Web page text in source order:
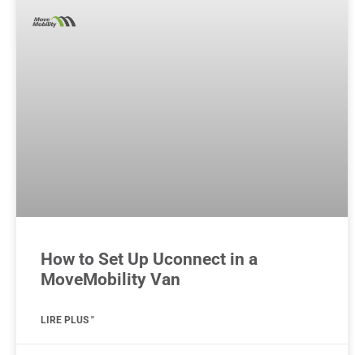
How to Set Up Uconnect in a
MoveMobility Van
LIRE PLUS "